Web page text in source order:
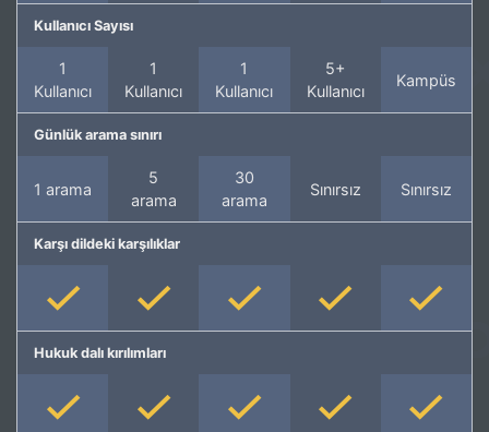
Kullanıcı Sayısı
1
Kullanıcı
1
Kullanıcı
1
Kullanıcı
5+
Kullanıcı
Kampüs
Günlük arama sınırı
1 arama
5
arama
30
arama
Sınırsız Sınırsız
Karşı dildeki karşılıklar
Hukuk dalı kırılımları